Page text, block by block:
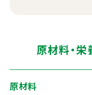
原材料・栄
原材料